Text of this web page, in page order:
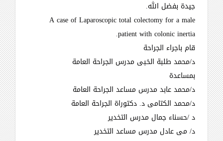
جيدة بفضل الله.
A case of Laparoscopic total colectomy for a male
patient with colonic inertia.
قام باجراء الجراحة
د/محمد طلبة الخبى مدرس الجراحة العامة
بمساعدة
د/محمد عابد مدرس مساعد الجراحة العامة
د/محمد الكتامى د. دكتوراة الجراحة العامة
د /حسناء جمال مدرس التخدير
د/مى عادل مدرس مساعد التخدير